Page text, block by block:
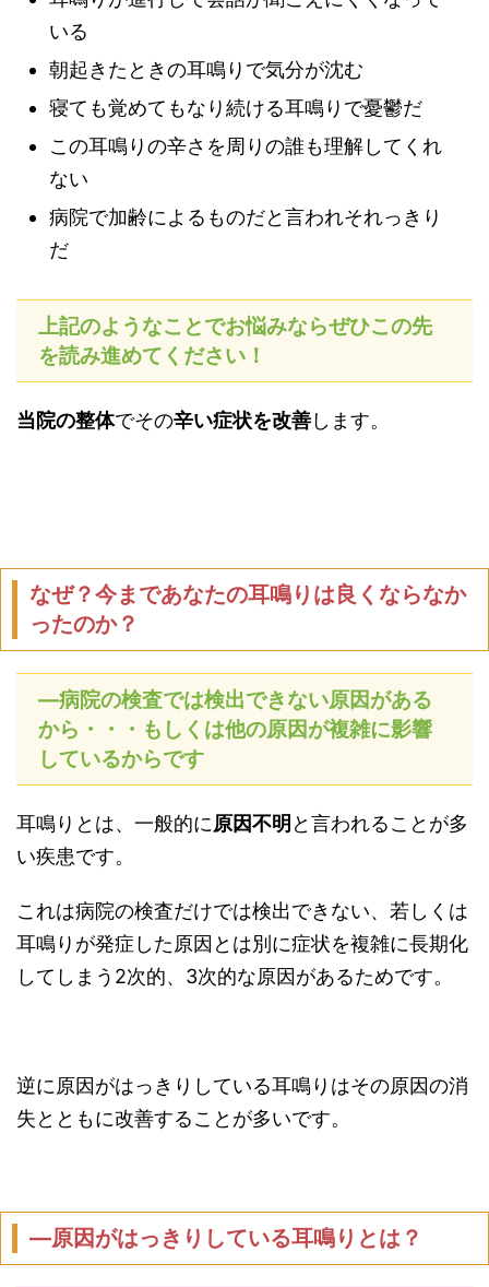
いる
朝起きたときの耳鳴りで気分が沈む
寝ても覚めてもなり続ける耳鳴りで憂鬱だ
この耳鳴りの辛さを周りの誰も理解してくれ
ない
病院で加齢によるものだと言われそれっきり
だ
上記のようなことでお悩みならぜひこの先
を読み進めてください！
当院の整体でその辛い症状を改善します。
なぜ？今まであなたの耳鳴りは良くならなか
ったのか？
―病院の検査では検出できない原因がある
から・・・もしくは他の原因が複雑に影響
しているからです
耳鳴りとは、一般的に原因不明と言われることが多
い疾患です。
これは病院の検査だけでは検出できない、若しくは
耳鳴りが発症した原因とは別に症状を複雑に長期化
してしまう2次的、3次的な原因があるためです。
逆に原因がはっきりしている耳鳴りはその原因の消
失とともに改善することが多いです。
―原因がはっきりしている耳鳴りとは？